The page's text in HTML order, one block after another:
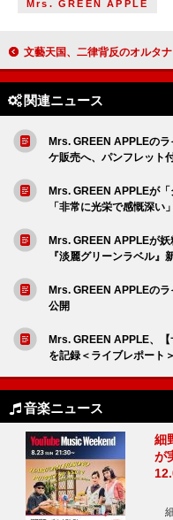
Mrs. GREEN APPLE
文藝天国、二律背反のオルタナティブ・アート「ふたごのたましい」リリース
関連ニュース
Mrs. GREEN APPLEの
ケ販売へ、パンフレット
Mrs. GREEN APPLEが
「非常に光栄で感慨深い」
Mrs. GREEN APPLEが妖
『淡麗グリーンラベル』
Mrs. GREEN APPLEの
公開
Mrs. GREEN APPLE、
を記録＜ライブレポート＞
音楽ニュース
細
が